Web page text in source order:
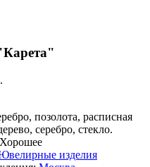
позолота, расписная
серебро, стекло.
изделия